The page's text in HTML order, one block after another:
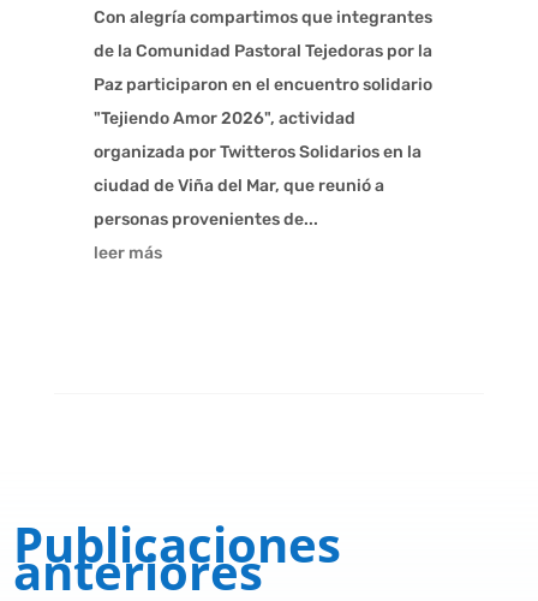
Con alegría compartimos que integrantes
de la Comunidad Pastoral Tejedoras por la
Paz participaron en el encuentro solidario
"Tejiendo Amor 2026", actividad
organizada por Twitteros Solidarios en la
ciudad de Viña del Mar, que reunió a
personas provenientes de...
leer más
Publicaciones
anteriores